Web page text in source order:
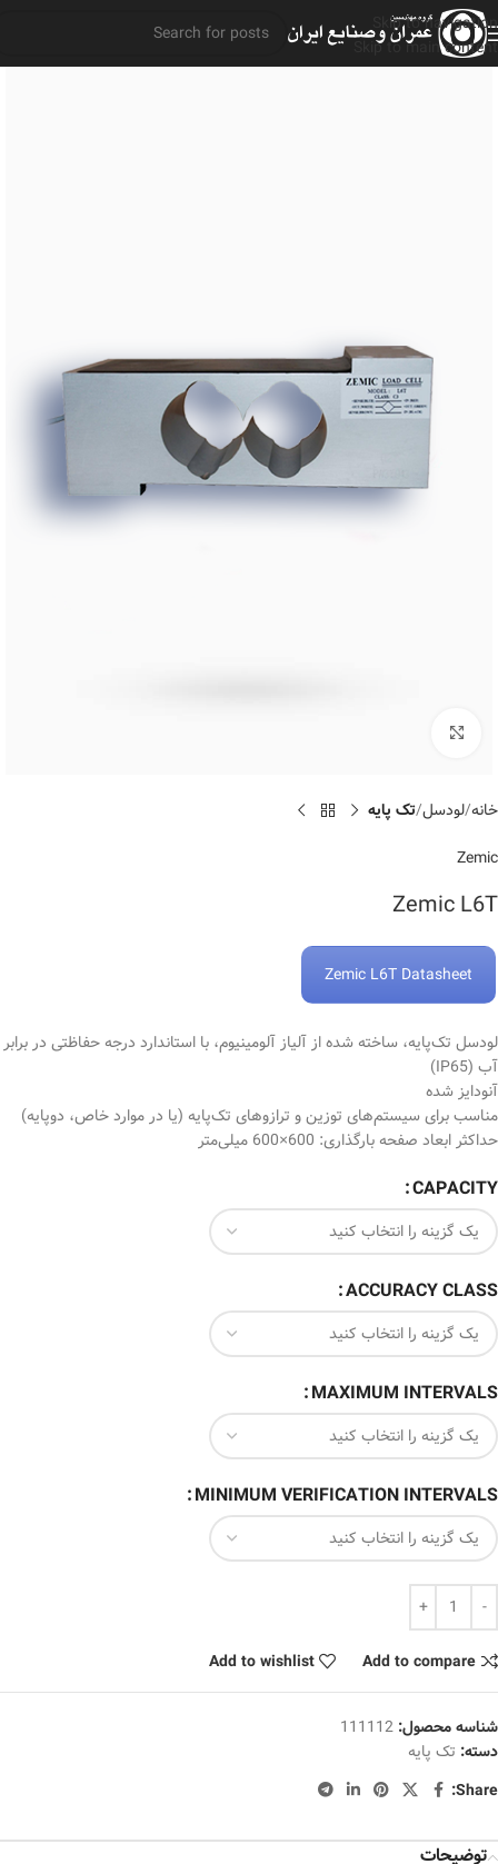
Skip to navigation
Skip to main content
خانه لودسل تک پایه
Zemic
Zemic L6T
Zemic L6T Datasheet
لودسل تک‌پایه، ساخته شده از آلیاز آلومینیوم، با استاندارد درجه حفاظتی در برابر
آب (IP65)
آنودایز شده
مناسب برای سیستم‏‌های توزین و ترازوهای تک‌‌پایه (یا در موارد خاص، دوپایه)
حداکثر ابعاد صفحه بارگذاری: 600×600 میلی‌متر
CAPACITY
ACCURACY CLASS
MAXIMUM INTERVALS
MINIMUM VERIFICATION INTERVALS
Add to compare
Add to wishlist
شناسه محصول: 111112
دسته: تک پایه
Share:
توضیحات